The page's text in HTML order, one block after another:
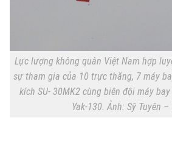
Lực lượng không quân Việt Nam hợp
sự tham gia của 10 trực thăng, 7 máy
kích SU- 30MK2 cùng biên đội máy
Yak-130. Ảnh: Sỹ Tuyên –